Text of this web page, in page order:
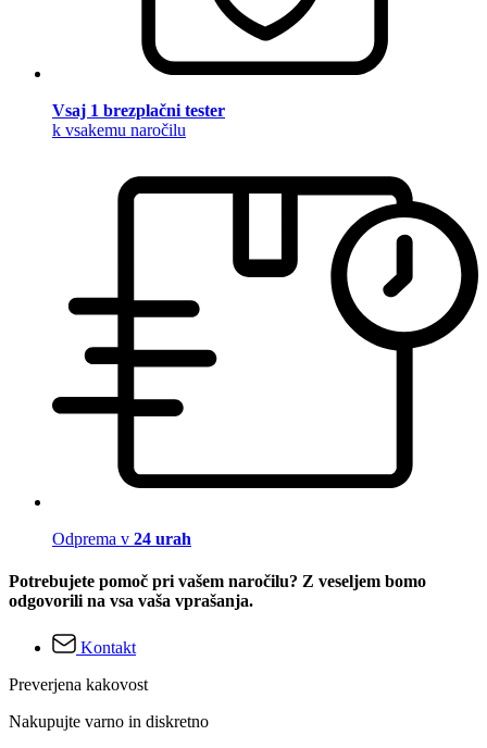
Vsaj 1 brezplačni tester
k vsakemu naročilu
Odprema v 24 urah
Potrebujete pomoč pri vašem naročilu? Z veseljem bomo
odgovorili na vsa vaša vprašanja.
Kontakt
Preverjena kakovost
Nakupujte varno in diskretno